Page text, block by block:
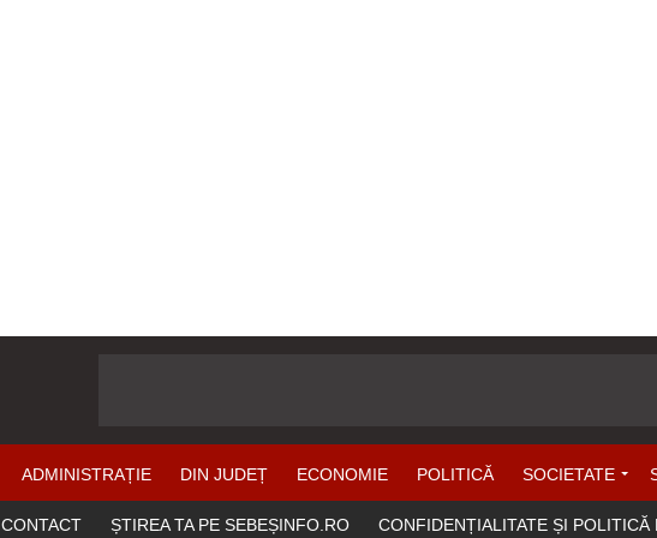
ADMINISTRAȚIE DIN JUDEȚ ECONOMIE POLITICĂ SOCIETATE
CONTACT ȘTIREA TA PE SEBEȘINFO.RO CONFIDENȚIALITATE ȘI POLITICĂ